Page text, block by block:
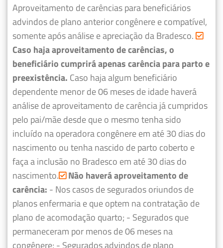
Aproveitamento de carências para beneficiários
advindos de plano anterior congênere e compatível,
somente após análise e apreciação da Bradesco.
Caso haja aproveitamento de carências, o
beneficiário cumprirá apenas carência para parto e
preexistência. Caso haja algum beneficiário
dependente menor de 06 meses de idade haverá
análise de aproveitamento de carência já cumpridos
pelo pai/mãe desde que o mesmo tenha sido
incluído na operadora congênere em até 30 dias do
nascimento ou tenha nascido de parto coberto e
faça a inclusão no Bradesco em até 30 dias do
nascimento. Não haverá aproveitamento de
carência: - Nos casos de segurados oriundos de
planos enfermaria e que optem na contratação de
plano de acomodação quarto; - Segurados que
permaneceram por menos de 06 meses na
congênere; - Segurados advindos de plano